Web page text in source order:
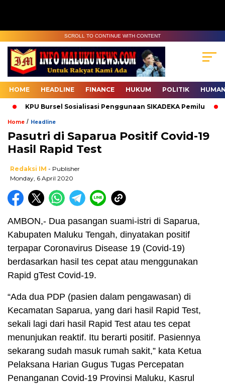
SCROLL TO CONTINUE WITH CONTENT
HOME HEADLINE FINANCE HUKUM POLITIK
KPU Bursel Sosialisasi Penggunaan SIKADEKA Pemilu
Home / Headline
Pasutri di Saparua Positif Covid-19
Hasil Rapid Test
Redaksi IM - Publisher
Monday, 6 April 2020
AMBON,- Dua pasangan suami-istri di Saparua,
Kabupaten Maluku Tengah, dinyatakan positif
terpapar Coronavirus Disease 19 (Covid-19)
berdasarkan hasil tes cepat atau menggunakan
Rapid gTest Covid-19.
“Ada dua PDP (pasien dalam pengawasan) di
Kecamatan Saparua, yang dari hasil Rapid Test,
sekali lagi dari hasil Rapid Test atau tes cepat
menunjukan reaktif. Itu berarti positif. Pasiennya
sekarang sudah masuk rumah sakit,” kata Ketua
Pelaksana Harian Gugus Tugas Percepatan
Penanganan Covid-19 Provinsi Maluku, Kasrul